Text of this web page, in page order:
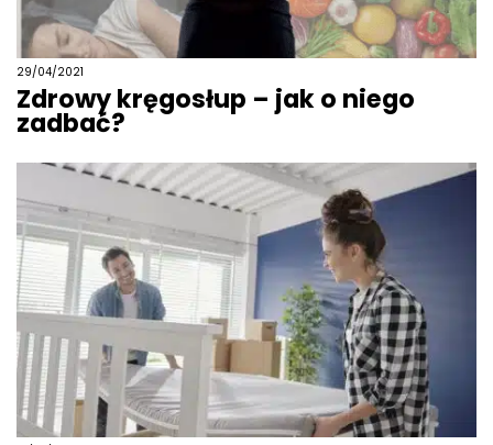
29/04/2021
Zdrowy kręgosłup – jak o niego
zadbać?